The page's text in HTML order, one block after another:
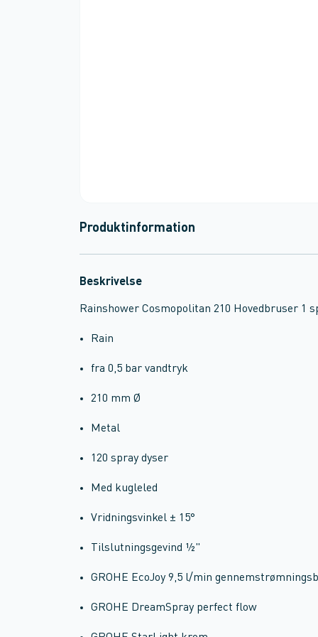
Produktinformation
Beskrivelse
Rainshower Cosmopolitan 210 Hovedbruser 1
Rain
fra 0,5 bar vandtryk
210 mm Ø
Metal
120 spray dyser
Med kugleled
Vridningsvinkel ± 15°
Tilslutningsgevind ½"
GROHE EcoJoy 9,5 l/min
GROHE DreamSpray perfect flow